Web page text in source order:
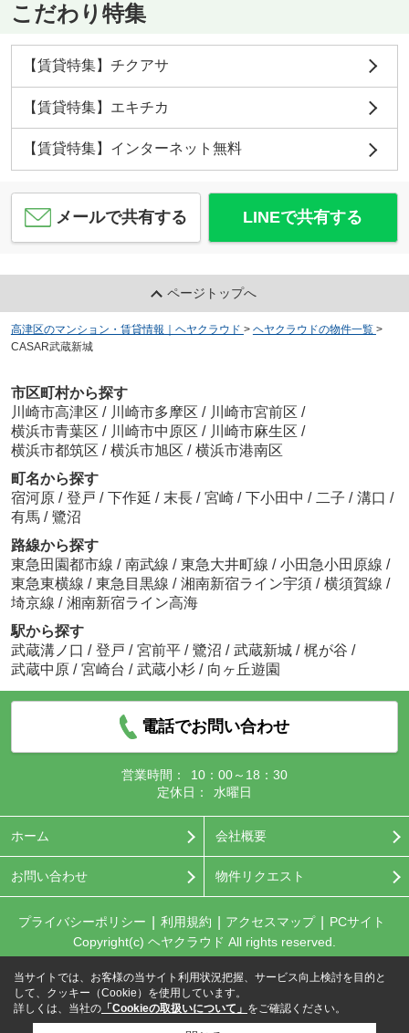
こだわり特集
【賃貸特集】チクアサ
【賃貸特集】エキチカ
【賃貸特集】インターネット無料
メールで共有する LINEで共有する
ページトップへ
高津区のマンション・賃貸情報｜ヘヤクラウド > ヘヤクラウドの物件一覧 >
CASAR武蔵新城
市区町村から探す
川崎市高津区 / 川崎市多摩区 / 川崎市宮前区 /
横浜市青葉区 / 川崎市中原区 / 川崎市麻生区 /
横浜市都筑区 / 横浜市旭区 / 横浜市港南区
町名から探す
宿河原 / 登戸 / 下作延 / 末長 / 宮崎 / 下小田中 / 二子 / 溝口 /
有馬 / 鷺沼
路線から探す
東急田園都市線 / 南武線 / 東急大井町線 / 小田急小田原線 /
東急東横線 / 東急目黒線 / 湘南新宿ライン宇須 / 横須賀線 /
埼京線 / 湘南新宿ライン高海
駅から探す
武蔵溝ノ口 / 登戸 / 宮前平 / 鷺沼 / 武蔵新城 / 梶が谷 /
武蔵中原 / 宮崎台 / 武蔵小杉 / 向ヶ丘遊園
電話でお問い合わせ
営業時間：
10：00～18：30
定休日：
水曜日
ホーム 会社概要
お問い合わせ 物件リクエスト
プライバシーポリシー 利用規約 アクセスマップ
PCサイト
Copyright(c) ヘヤクラウド All rights reserved.
当サイトでは、お客様の当サイト利用状況把握、サービス向上検討を目的と
して、クッキー（Cookie）を使用しています。
詳しくは、当社の 「Cookieの取扱いについて」 をご確認ください。